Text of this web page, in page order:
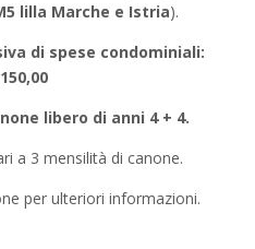
lilla Marche e Istria).
di spese condominiali:
libero di anni 4 + 4.
a 3 mensilità di canone.
per ulteriori informazioni.